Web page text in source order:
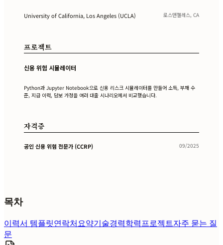
University of California, Los Angeles (UCLA) 로스앤젤레스, CA
프로젝트
신용 위험 시뮬레이터
Python과 Jupyter Notebook으로 신용 리스크 시뮬레이터를 만들어 소득, 부채 수
준, 지급 이력, 담보 가정을 여러 대출 시나리오에서 비교했습니다.
자격증
공인 신용 위험 전문가 (CCRP) 09/2025
목차
이력서 템플릿연락처요약기술경력학력프로젝트자주 묻는 질
문